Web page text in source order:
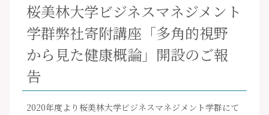
採用サイト
ニュースリリース
お問い合わせ
桜美林大学ビジネスマネジメント
学群弊社寄附講座「多角的視野
から見た健康概論」開設のご報
告
2020年度より桜美林大学ビジネスマネジメント学群にて